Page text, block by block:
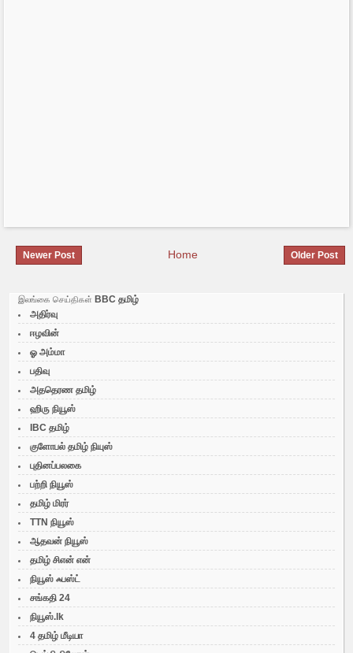
Newer Post Older Post
Home
இலங்கை செய்திகள் BBC தமிழ்
அதிர்வு
ஈழவின்
ஓ அம்மா
பதிவு
அததெரண தமிழ்
ஹிரு நியூஸ்
IBC தமிழ்
குளோபல் தமிழ் நியுஸ்
புதினப்பலகை
பற்றி நியூஸ்
தமிழ் மிரர்
TTN நியூஸ்
ஆதவன் நியூஸ்
தமிழ் சிஎன் என்
நியூஸ் ஃபஸ்ட்
சங்கதி 24
நியூஸ்.lk
4 தமிழ் மீடியா